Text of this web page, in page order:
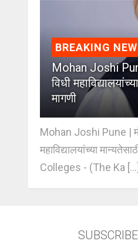
BREAKING
Mohan Joshi
विधी
मागणी
Mohan Joshi Pune |
महाविद्यालयांच्या
Colleges - (The Ka [...]
SUBSCRIBE